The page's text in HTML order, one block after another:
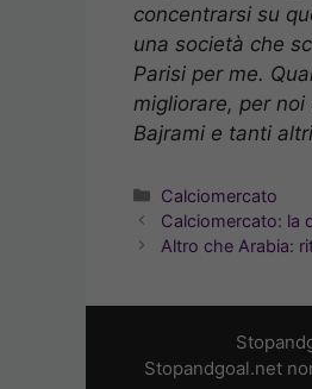
concentrarsi su
una società che
Parisi per me.
migliorare, per
Bajrami e tanti
Categorie
Calciomercato
Calciomercato: la
Altro che Arabia:
Stopandgoal.net